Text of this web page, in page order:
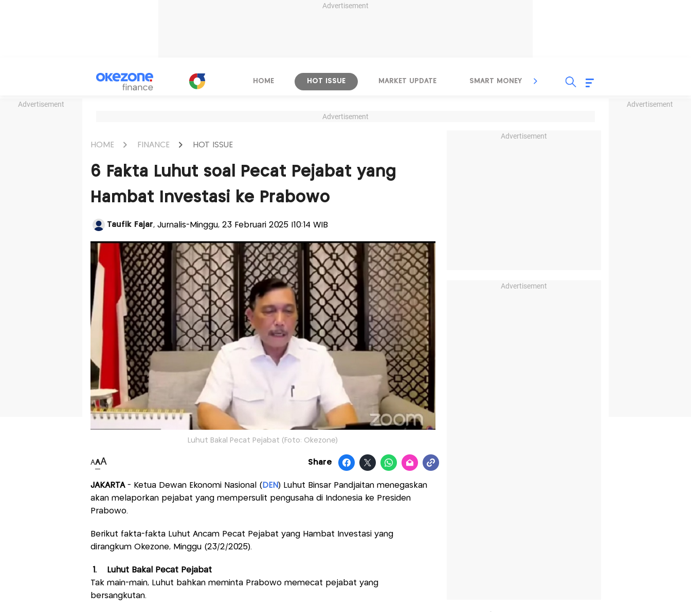
Advertisement
Advertisement Advertisement
HOME HOT ISSUE MARKET UPDATE SMART MONEY INSPIRASI BISNIS
Advertisement
HOME FINANCE HOT ISSUE
6 Fakta Luhut soal Pecat Pejabat yang
Hambat Investasi ke Prabowo
Taufik Fajar, Jurnalis-Minggu, 23 Februari 2025 |10:14 WIB
Luhut Bakal Pecat Pejabat (Foto: Okezone)
AAA Share
JAKARTA- Ketua Dewan Ekonomi Nasional ( DEN) Luhut Binsar Pandjaitan menegaskan
akan melaporkan pejabat yang mempersulit pengusaha di Indonesia ke Presiden
Prabowo.
Berikut fakta-fakta Luhut Ancam Pecat Pejabat yang Hambat Investasi yang
dirangkum Okezone, Minggu (23/2/2025).
1. Luhut Bakal Pecat Pejabat
Tak main-main, Luhut bahkan meminta Prabowo memecat pejabat yang
bersangkutan.
Advertisement
Advertisement